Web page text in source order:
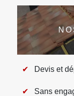
Devis et
Sans